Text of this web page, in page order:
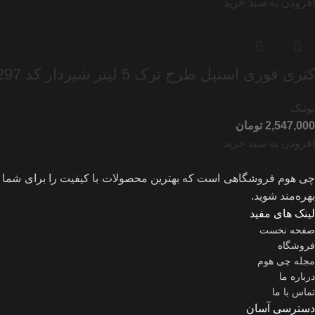
کتری قوری استیل طرح ترک 5 لیتر شیردار کد UN-7297
یونیک
تومان
افزودن به سبد خرید
چی هوم فروشگاهی است که بهترین محصولات با کیفیت را برای شما
بهره‌مند شوید.
لینک های مفید
صفحه نخست
فروشگاه
مجله چی هوم
درباره ما
تماس با ما
دسترسی آسان